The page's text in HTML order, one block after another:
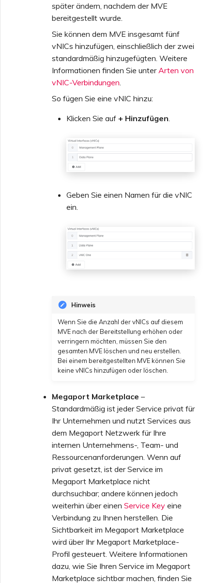
später ändern, nachdem der MVE
bereitgestellt wurde.
Sie können dem MVE insgesamt fünf
vNICs hinzufügen, einschließlich der zwei
standardmäßig hinzugefügten. Weitere
Informationen finden Sie unter Arten von
vNIC-Verbindungen
So fügen Sie eine vNIC hinzu:
Klicken Sie auf + Hinzufügen
Geben Sie einen Namen für die vNIC
ein.
Hinweis
Wenn Sie die Anzahl der vNICs auf diesem
MVE nach der Bereitstellung erhöhen oder
verringern möchten, müssen Sie den
gesamten MVE löschen und neu erstellen.
Bei einem bereitgestellten MVE können Sie
keine vNICs hinzufügen oder löschen.
Megaport Marketplace –
Standardmäßig ist jeder Service privat für
Ihr Unternehmen und nutzt Services aus
dem Megaport Netzwerk für Ihre
internen Unternehmens-, Team- und
Ressourcenanforderungen. Wenn auf
privat gesetzt, ist der Service im
Megaport Marketplace nicht
durchsuchbar; andere können jedoch
weiterhin über einen Service Key eine
Verbindung zu Ihnen herstellen. Die
Sichtbarkeit im Megaport Marketplace
wird über Ihr Megaport Marketplace-
Profil gesteuert. Weitere Informationen
dazu, wie Sie Ihren Service im Megaport
Marketplace sichtbar machen, finden Sie